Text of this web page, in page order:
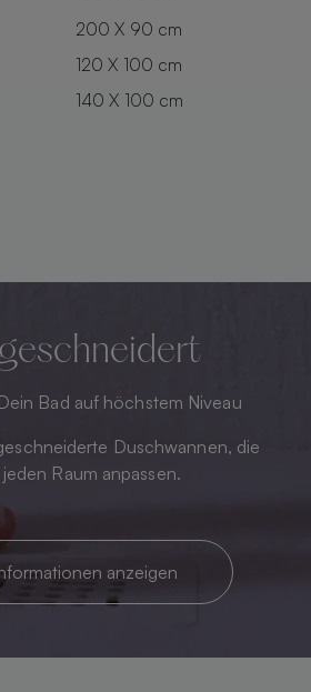
200 X 90 cm
120 X 100 cm
140 X 100 cm
Bad auf höchstem Niveau
Duschwannen, die
Raum anpassen.
anzeigen